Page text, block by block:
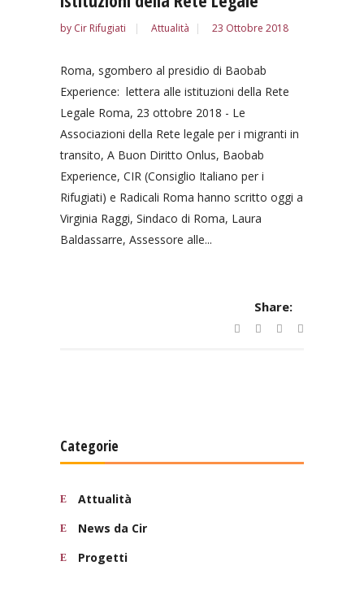
by Cir Rifugiati Attualità 23 Ottobre 2018
Roma, sgombero al presidio di Baobab
Experience: lettera alle istituzioni della Rete
Legale Roma, 23 ottobre 2018 - Le
Associazioni della Rete legale per i migranti in
transito, A Buon Diritto Onlus, Baobab
Experience, CIR (Consiglio Italiano per i
Rifugiati) e Radicali Roma hanno scritto oggi a
Virginia Raggi, Sindaco di Roma, Laura
Baldassarre, Assessore alle...
Share:
Categorie
Attualità
News da Cir
Progetti